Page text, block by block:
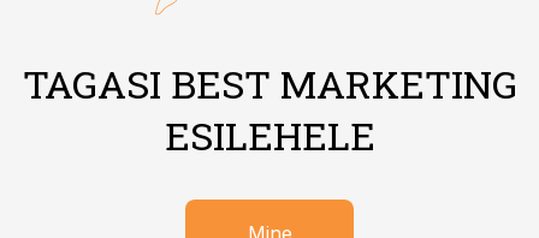
TAGASI BEST MARKETING
ESILEHELE
Mine